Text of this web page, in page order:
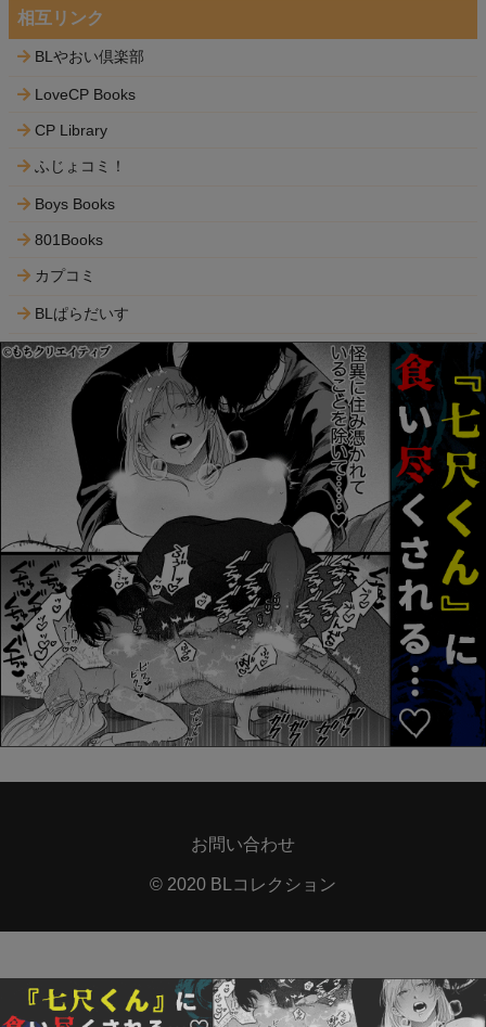
相互リンク
BLやおい倶楽部
LoveCP Books
CP Library
ふじょコミ！
Boys Books
801Books
カプコミ
BLぱらだいす
お問い合わせ
© 2020 BLコレクション